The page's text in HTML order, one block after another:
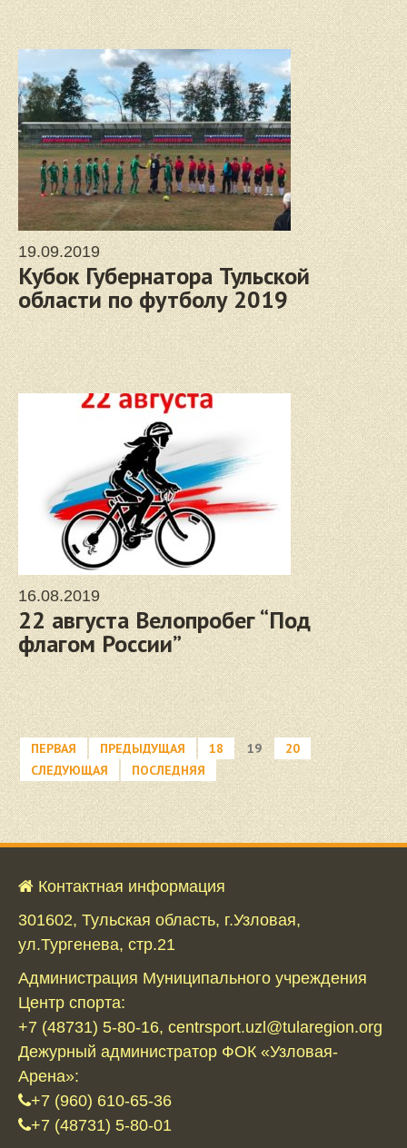
19.09.2019
Кубок Губернатора Тульской
области по футболу 2019
16.08.2019
22 августа Велопробег “Под
флагом России”
ПЕРВАЯ ПРЕДЫДУЩАЯ 18 19
20
СЛЕДУЮЩАЯ
ПОСЛЕДНЯЯ
Контактная информация
301602, Тульская область, г.Узловая,
ул.Тургенева, стр.21
Администрация Муниципального учреждения
Центр спорта:
+7 (48731) 5-80-16, centrsport.uzl@tularegion.org
Дежурный администратор ФОК «Узловая-
Арена»:
+7 (960) 610-65-36
+7 (48731) 5-80-01